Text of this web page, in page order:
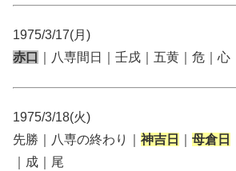
1975/3/17(月)
赤口
｜八専間日｜壬戌｜五黄｜危｜心
1975/3/18(火)
先勝｜八専の終わり｜ 神吉日 母倉日
｜成｜尾